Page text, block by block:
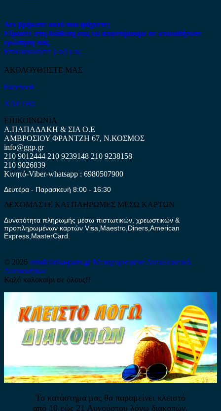
Δεν βρήκατε αυτό που ψάχνετε;
Είμαστε στη διάθεση σας να απαντήσουμε σε οποιαδήποτε
ερώτηση σας.
Επικοινωνήστε μαζί μας
ΑΚΟΛΟΥΘΗΣΤΕ ΜΑΣ
Facebook
ΧΑΡΤΗΣ
ΕΠΙΚΟΙΝΩΝΙΑ
Α.ΠΑΠΑΔΑΚΗ & ΣΙΑ Ο.Ε
ΑΜΒΡΟΣΙΟΥ ΦΡΑΝΤΖΗ 67, Ν.ΚΟΣΜΟΣ
info@ggp.gr
210 9012444 210 9239148 210 9238158
210 9026839
Κινητό-Viber-whatsapp : 6980507900
Δευτέρα - Παρασκευή 8:00 - 16:30
ΔΕΧΟΜΑΣΤΕ ΚΑΙ ΠΛΗΡΩΜΕΣ ΜΕΣΩ ΚΑΡΤΩΝ
Δυνατότητα πληρωμής μέσω πιστωτικών, χρεωστικών &
προπληρωμένων καρτών Visa,Maestro,Diners,American
Express,MasterCard.
© 2026 antallaktika-parts.grΜεταχειρισμένα Ανταλλακτικά
Αυτοκινήτων
Καλό καλοκαίρι σε όλους!!
Το κατάστημα μας θα παραμείνει κλειστό
από 10 εώς 21 Αυγούστου λόγω διακοπών.